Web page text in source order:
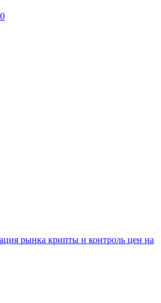
рынка крипты и контроль цен на